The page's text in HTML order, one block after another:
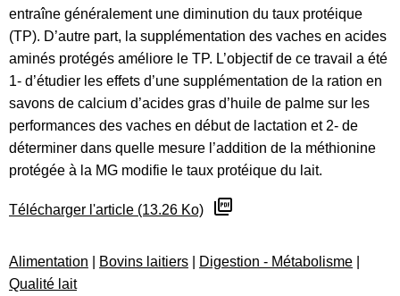
entraîne généralement une diminution du taux protéique
(TP). D’autre part, la supplémentation des vaches en acides
aminés protégés améliore le TP. L’objectif de ce travail a été
1- d’étudier les effets d’une supplémentation de la ration en
savons de calcium d’acides gras d’huile de palme sur les
performances des vaches en début de lactation et 2- de
déterminer dans quelle mesure l’addition de la méthionine
protégée à la MG modifie le taux protéique du lait.
Télécharger l'article (13.26 Ko)
Alimentation Bovins laitiers Digestion - Métabolisme
Qualité lait